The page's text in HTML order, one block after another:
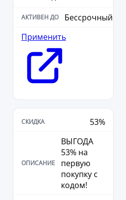
Бессрочный
Применить
53%
ВЫГОДА
53% на
первую
покупку с
кодом!